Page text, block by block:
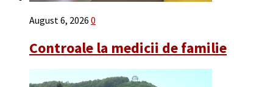
August 6, 2026 0
Controale la medicii de familie